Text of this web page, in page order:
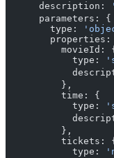
      description:
      parameters: {
        type:
properties:
          movieId: {
            type:
          },
          time: {
            type:
          },
          tickets: {
            type: